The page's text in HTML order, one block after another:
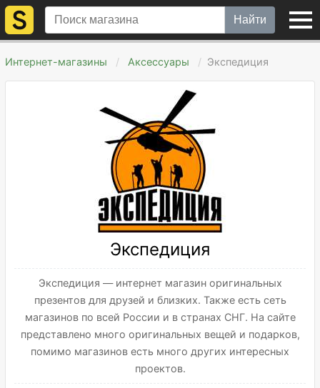
Найти
Интернет-магазины Аксессуары Экспедиция
Экспедиция
Экспедиция — интернет магазин оригинальных
презентов для друзей и близких. Также есть сеть
магазинов по всей России и в странах СНГ. На сайте
представлено много оригинальных вещей и подарков,
помимо магазинов есть много других интересных
проектов.